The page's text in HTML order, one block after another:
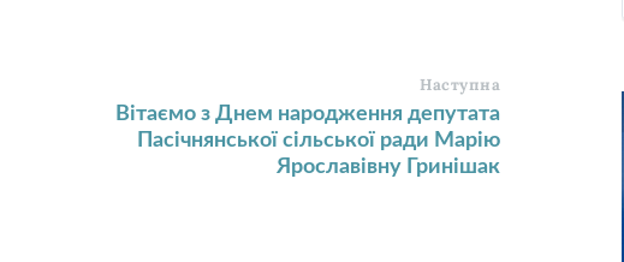
Наступна
Вітаємо з Днем народження депутата
Пасічнянської сільської ради Марію
Ярославівну Гринішак